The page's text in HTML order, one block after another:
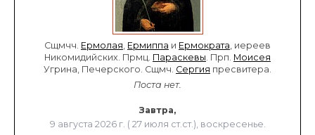
Сщмчч. Ермолая, Ермиппа и Ермократа, иереев
Никомидийских. Прмц. Параскевы. Прп. Моисея
Угрина, Печерского. Сщмч. Сергия пресвитера.
Поста нет.
Завтра,
9 августа 2026 г. ( 27 июля ст.ст.), воскресенье.